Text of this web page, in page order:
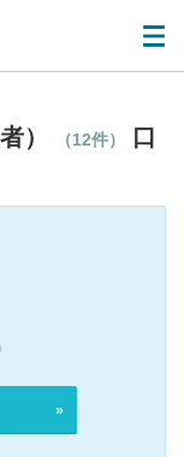
） （12件）
口